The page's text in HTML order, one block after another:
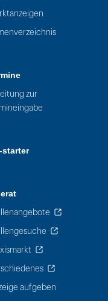
zur
starter
aufgeben